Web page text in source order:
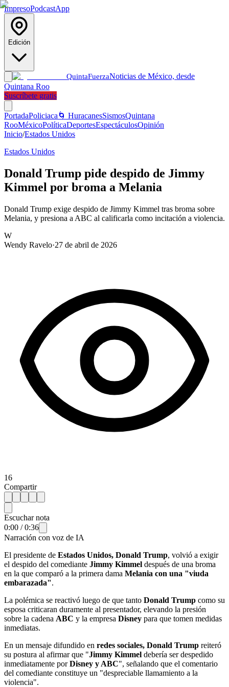
ImpresoPodcastApp
Edición
QuintaFuerzaNoticias de México, desde
Quintana Roo
Suscríbete gratis
PortadaPoliciaca 🌀 HuracanesSismosQuintana
RooMéxicoPolíticaDeportesEspectáculosOpinión
Inicio/Estados Unidos
Estados Unidos
Donald Trump pide despido de Jimmy
Kimmel por broma a Melania
Donald Trump exige despido de Jimmy Kimmel tras broma sobre
Melania, y presiona a ABC al calificarla como incitación a violencia.
W
Wendy Ravelo·27 de abril de 2026
16
Compartir
Escuchar nota
0:00 /0:36
Narración con voz de IA
El presidente de Estados Unidos, Donald Trump, volvió a exigir
el despido del comediante Jimmy Kimmel después de una broma
en la que comparó a la primera dama Melania con una "viuda
embarazada".
La polémica se reactivó luego de que tanto Donald Trump como su
esposa criticaran duramente al presentador, elevando la presión
sobre la cadena ABC y la empresa Disney para que tomen medidas
inmediatas.
En un mensaje difundido en redes sociales, Donald Trump reiteró
su postura al afirmar que "Jimmy Kimmel debería ser despedido
inmediatamente porDisney y ABC", señalando que el comentario
del comediante constituye un "despreciable llamamiento a la
violencia".